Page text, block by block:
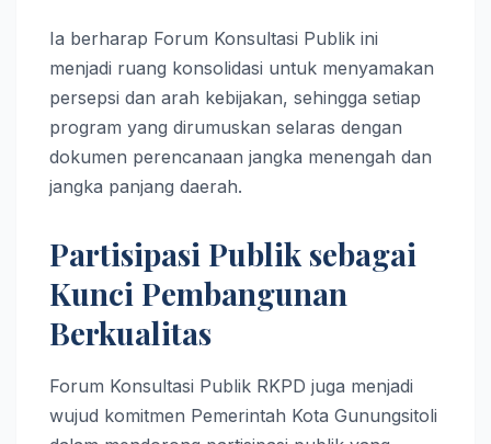
Ia berharap Forum Konsultasi Publik ini
menjadi ruang konsolidasi untuk menyamakan
persepsi dan arah kebijakan, sehingga setiap
program yang dirumuskan selaras dengan
dokumen perencanaan jangka menengah dan
jangka panjang daerah.
Partisipasi Publik sebagai
Kunci Pembangunan
Berkualitas
Forum Konsultasi Publik RKPD juga menjadi
wujud komitmen Pemerintah Kota Gunungsitoli